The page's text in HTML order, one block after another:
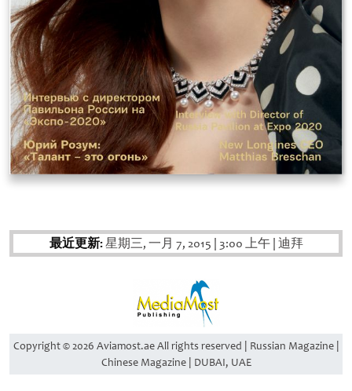
最近更新:星期三, 一月 7, 2015 3:00 上午 迪拜
Copyright © 2026 Aviamost.ae All rights reserved | Russian Magazine |
Chinese Magazine | DUBAI, UAE